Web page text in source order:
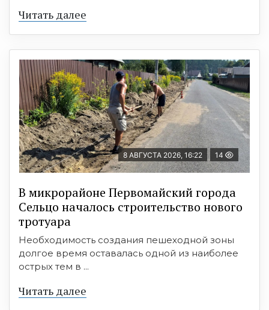
Читать далее
8 АВГУСТА 2026, 16:22 14
В микрорайоне Первомайский города
Сельцо началось строительство нового
тротуара
Необходимость создания пешеходной зоны
долгое время оставалась одной из наиболее
острых тем в ...
Читать далее